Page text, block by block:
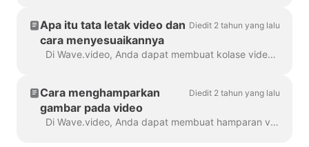
Apa itu tata letak video dan
cara menyesuaikannya
Diedit 2 tahun yang lalu
Di Wave.video, Anda dapat membuat kolase video Anda sendiri menggunakan fitur praktis - tata letak video. Tata letak video adalah cara untuk menampilkan elemen visual Anda ...
Cara menghamparkan
gambar pada video
Diedit 2 tahun yang lalu
Di Wave.video, Anda dapat membuat hamparan video. Berikut cara melakukannya. Overlay video adalah gambar atau video yang dapat Anda tambahkan ke video Anda (atau lebih baik lagi...